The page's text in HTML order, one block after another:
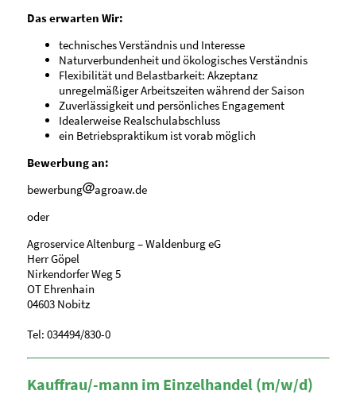
Das erwarten Wir:
technisches Verständnis und Interesse
Naturverbundenheit und ökologisches Verständnis
Flexibilität und Belastbarkeit: Akzeptanz
unregelmäßiger Arbeitszeiten während der Saison
Zuverlässigkeit und persönliches Engagement
Idealerweise Realschulabschluss
ein Betriebspraktikum ist vorab möglich
Bewerbung an:
bewerbung
agroaw.de
oder
Agroservice Altenburg – Waldenburg eG
Herr Göpel
Nirkendorfer Weg 5
OT Ehrenhain
04603 Nobitz
Tel: 034494/830-0
Kauffrau/-mann im Einzelhandel (m/w/d)